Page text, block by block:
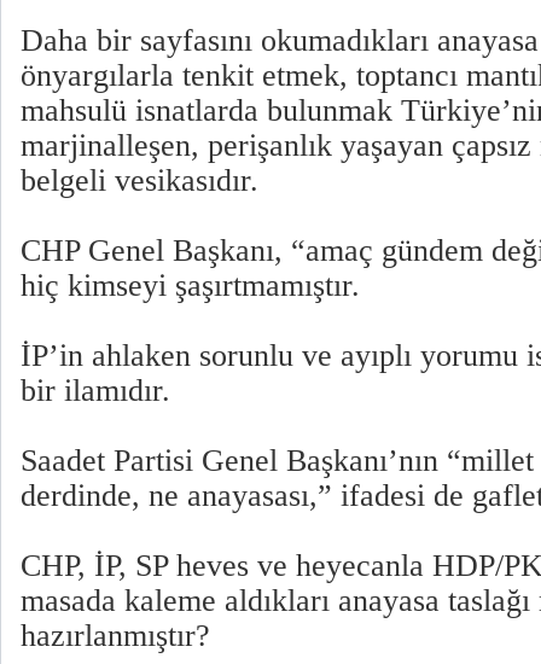
Daha bir sayfasını okumadıkları
önyargılarla tenkit etmek, toptancı
mahsulü isnatlarda bulunmak
marjinalleşen, perişanlık yaşayan çapsız
belgeli vesikasıdır.
CHP Genel Başkanı, “amaç gündem
hiç kimseyi şaşırtmamıştır.
İP’in ahlaken sorunlu ve ayıplı yorumu
bir ilamıdır.
Saadet Partisi Genel Başkanı’nın
derdinde, ne anayasası,” ifadesi de
CHP, İP, SP heves ve heyecanla HDP/
masada kaleme aldıkları anayasa
hazırlanmıştır?